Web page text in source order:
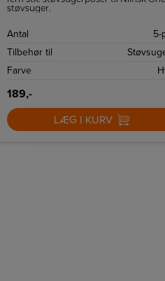
støvsuger.
Antal
5-
Tilbehør til
Farve
189,-
LÆG I KURV